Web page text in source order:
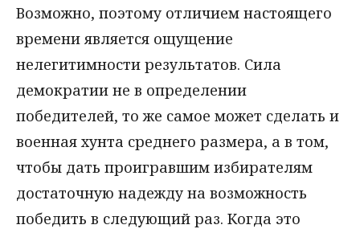
Возможно, поэтому отличием настоящего
времени является ощущение
нелегитимности результатов. Сила
демократии не в определении
победителей, то же самое может сделать и
военная хунта среднего размера, а в том,
чтобы дать проигравшим избирателям
достаточную надежду на возможность
победить в следующий раз. Когда это